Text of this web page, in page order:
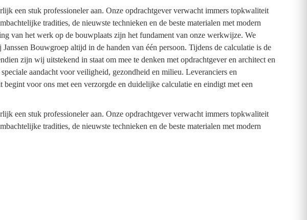
een stuk professioneler aan. Onze opdrachtgever verwacht immers topkwaliteit
tradities, de nieuwste technieken en de beste materialen met modern
van het werk op de bouwplaats zijn het fundament van onze werkwijze. We
Bouwgroep altijd in de handen van één persoon. Tijdens de calculatie is de
zijn wij uitstekend in staat om mee te denken met opdrachtgever en architect en
aandacht voor veiligheid, gezondheid en milieu. Leveranciers en
voor ons met een verzorgde en duidelijke calculatie en eindigt met een
een stuk professioneler aan. Onze opdrachtgever verwacht immers topkwaliteit
tradities, de nieuwste technieken en de beste materialen met modern